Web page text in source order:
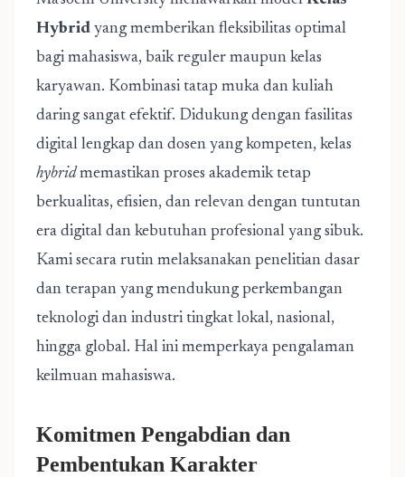
Hybrid yang memberikan fleksibilitas optimal
bagi mahasiswa, baik reguler maupun kelas
karyawan. Kombinasi tatap muka dan kuliah
daring sangat efektif. Didukung dengan fasilitas
digital lengkap dan dosen yang kompeten, kelas
hybridmemastikan proses akademik tetap
berkualitas, efisien, dan relevan dengan tuntutan
era digital dan kebutuhan profesional yang sibuk.
Kami secara rutin melaksanakan penelitian dasar
dan terapan yang mendukung perkembangan
teknologi dan industri tingkat lokal, nasional,
hingga global. Hal ini memperkaya pengalaman
keilmuan mahasiswa.
Komitmen Pengabdian dan
Pembentukan Karakter